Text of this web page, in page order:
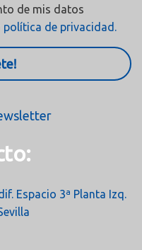
de mis datos
política de privacidad.
Espacio 3ª Planta Izq.